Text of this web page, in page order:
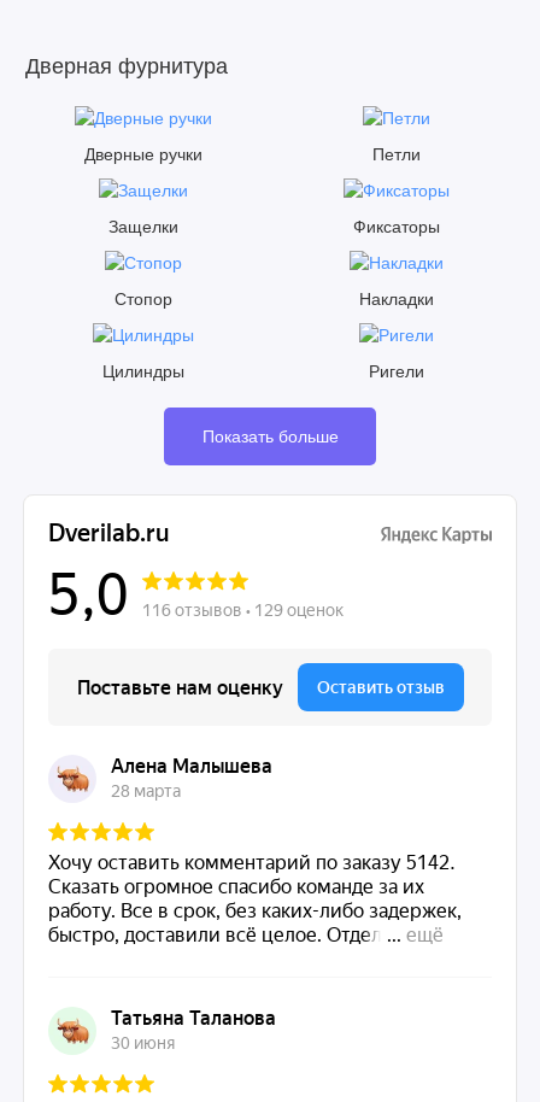
Дверная фурнитура
Дверные ручки Петли
Защелки Фиксаторы
Стопор Накладки
Цилиндры Ригели
Показать больше